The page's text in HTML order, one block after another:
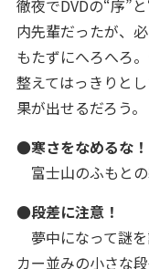
徹夜でDVDの“序”
内先輩だったが、
もたずにへろへろ
整えてはっきりと
果が出せるだろう。
●寒さをなめるな！
富士山のふもとの
●段差に注意！
夢中になって謎
カー並みの小さな